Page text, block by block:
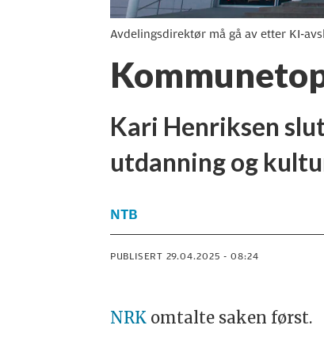
Avdelingsdirektør må gå av etter KI-
Kari Henriksen
utdanning og
NTB
PUBLISERT 29.04.2025 - 08:24
NRK omtalte saken først.